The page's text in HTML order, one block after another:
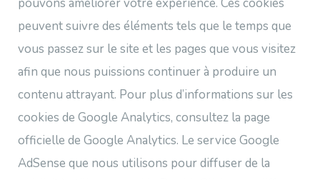
peuvent suivre des éléments tels que le temps que
vous passez sur le site et les pages que vous visitez
afin que nous puissions continuer à produire un
contenu attrayant. Pour plus d’informations sur les
cookies de Google Analytics, consultez la page
officielle de Google Analytics. Le service Google
AdSense que nous utilisons pour diffuser de la